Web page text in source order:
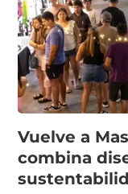
Vuelve a
combina